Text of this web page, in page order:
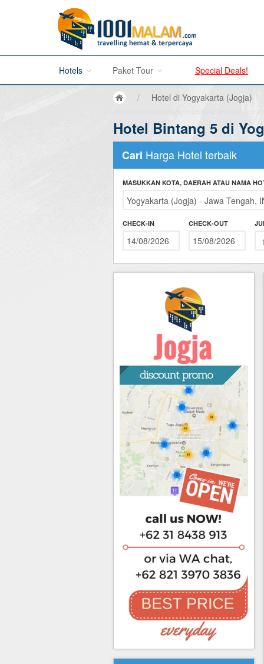
Hotels
Hotel di Bandung
Hotel di Surabaya
Hotel di Malang
Hotel di Batam
Paket Tour
Promo Paket Tour Wisata
Tour di Bromo
Tour di Karimun Jawa
Tour di Banyuwangi
Tour di Bali
Tour di Komodo
Tour di Lombok
Tour di Flores
Tour di Danau Toba, Medan
Tour di Singapore
Special Deals!
/ Hotel di Yogyakarta (Jogja)
Hotel Bintang 5 di
Cari Harga Hotel terbaik
MASUKKAN KOTA, DAERAH ATAU NAMA
CHECK-IN CHECK-OUT